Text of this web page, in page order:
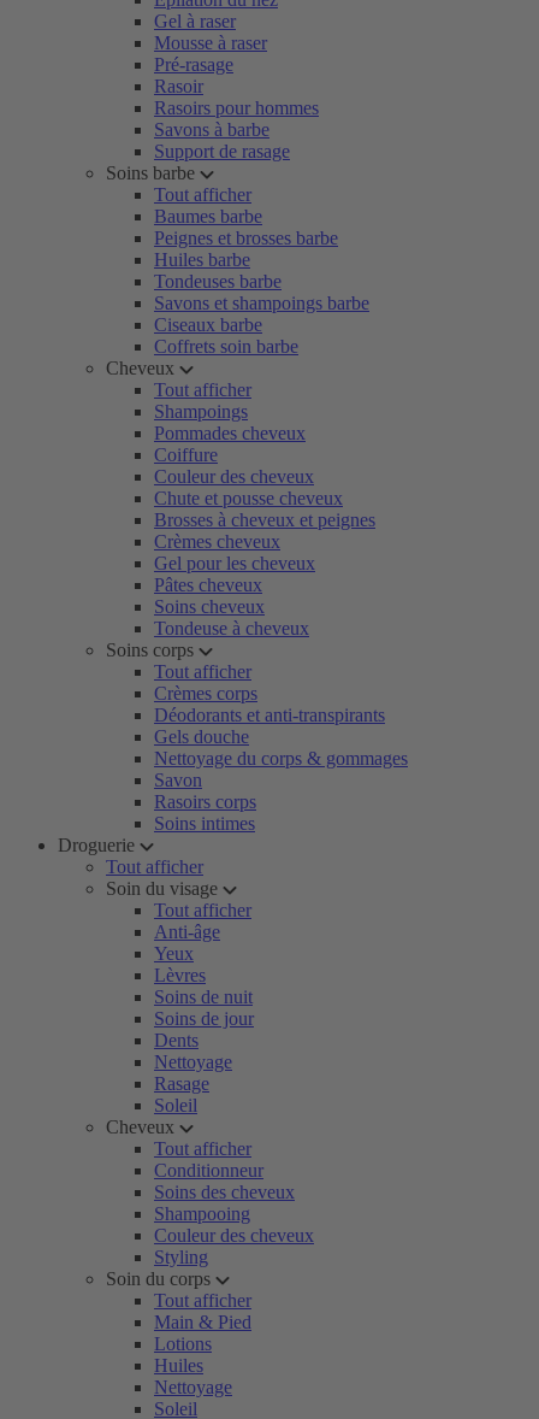
Gel à raser
Mousse à raser
Pré-rasage
Rasoir
Rasoirs pour hommes
Savons à barbe
Support de rasage
Soins barbe
Tout afficher
Baumes barbe
Peignes et brosses barbe
Huiles barbe
Tondeuses barbe
Savons et shampoings barbe
Ciseaux barbe
Coffrets soin barbe
Cheveux
Tout afficher
Shampoings
Pommades cheveux
Coiffure
Couleur des cheveux
Chute et pousse cheveux
Brosses à cheveux et peignes
Crèmes cheveux
Gel pour les cheveux
Pâtes cheveux
Soins cheveux
Tondeuse à cheveux
Soins corps
Tout afficher
Crèmes corps
Déodorants et anti-transpirants
Gels douche
Nettoyage du corps & gommages
Savon
Rasoirs corps
Soins intimes
Droguerie
Tout afficher
Soin du visage
Tout afficher
Anti-âge
Yeux
Lèvres
Soins de nuit
Soins de jour
Dents
Nettoyage
Rasage
Soleil
Cheveux
Tout afficher
Conditionneur
Soins des cheveux
Shampooing
Couleur des cheveux
Styling
Soin du corps
Tout afficher
Main & Pied
Lotions
Huiles
Nettoyage
Soleil